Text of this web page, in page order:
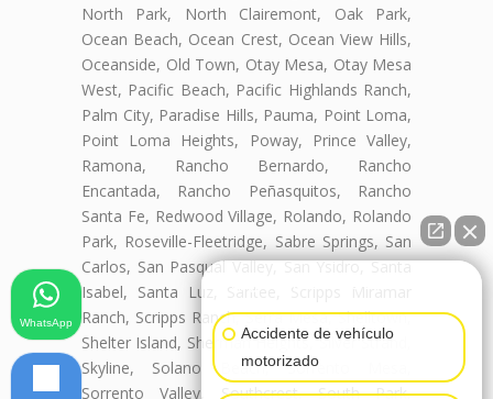
North Park, North Clairemont, Oak Park,
Ocean Beach, Ocean Crest, Ocean View Hills,
Oceanside, Old Town, Otay Mesa, Otay Mesa
West, Pacific Beach, Pacific Highlands Ranch,
Palm City, Paradise Hills, Pauma, Point Loma,
Point Loma Heights, Poway, Prince Valley,
Ramona, Rancho Bernardo, Rancho
Encantada, Rancho Peñasquitos, Rancho
Santa Fe, Redwood Village, Rolando, Rolando
Park, Roseville-Fleetridge, Sabre Springs, San
Carlos, San Pasqual Valley, San Ysidro, Santa
Isabel, Santa Luz, Santee, Scripps Miramar
Ranch, Scripps Ranch, Serra Mesa, Shelltown,
Shelter Island, Sherman Heights, Silver Strand,
Skyline, Solano Beach, Sorrento Mesa,
Sorrento Valley, Southcrest, South Park,
Accidente de vehículo
motorizado
WhatsApp